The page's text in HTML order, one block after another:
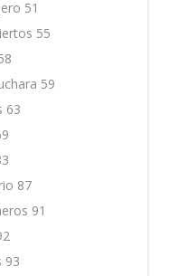
51
55
59
63
87
91
93